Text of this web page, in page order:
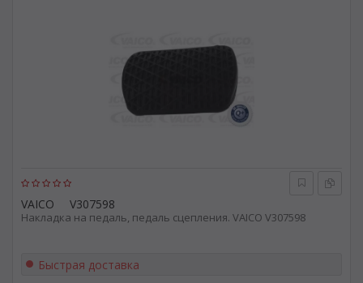
VAICO V307598
Накладка на педаль, педаль сцепления. VAICO V307598
Быстрая доставка